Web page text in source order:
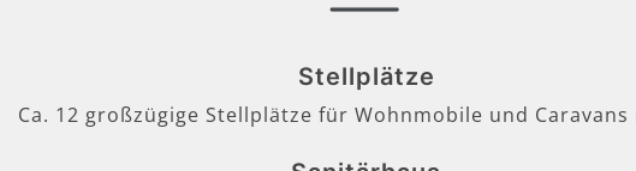
Stellplätze
Ca. 12 großzügige Stellplätze für Wohnmobile und Caravans